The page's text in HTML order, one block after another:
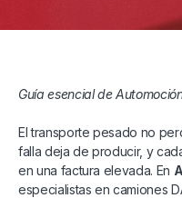
Guía esencial de
El transporte pesado no
falla deja de producir, y
en una factura elevada. En
especialistas en camiones